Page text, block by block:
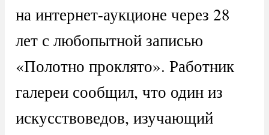
на интернет-аукционе через 28
лет с любопытной записью
«Полотно проклято». Работник
галереи сообщил, что один из
искусствоведов, изучающий